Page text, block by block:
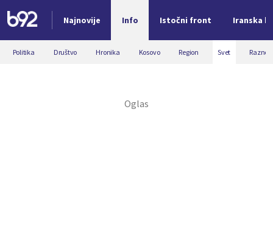
Najnovije Info Istočni front Iranska
Nova vest
Politika Društvo Hronika Kosovo Region Svet Razno